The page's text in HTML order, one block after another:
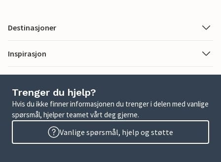
Destinasjoner
Inspirasjon
Trenger du hjelp?
Hvis du ikke finner informasjonen du trenger i delen med vanlige
spørsmål, hjelper teamet vårt deg gjerne.
Vanlige spørsmål, hjelp og støtte